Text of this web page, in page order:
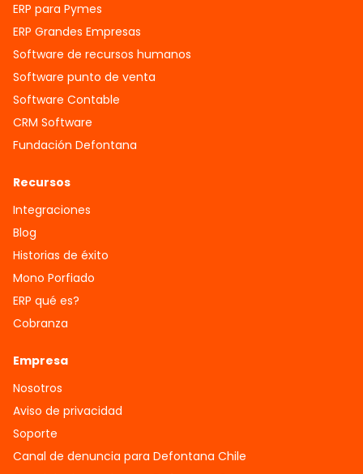
ERP para Pymes
ERP Grandes Empresas
Software de recursos humanos
Software punto de venta
Software Contable
CRM Software
Fundación Defontana
Recursos
Integraciones
Blog
Historias de éxito
Mono Porfiado
ERP qué es?
Cobranza
Empresa
Nosotros
Aviso de privacidad
Soporte
Canal de denuncia para Defontana Chile